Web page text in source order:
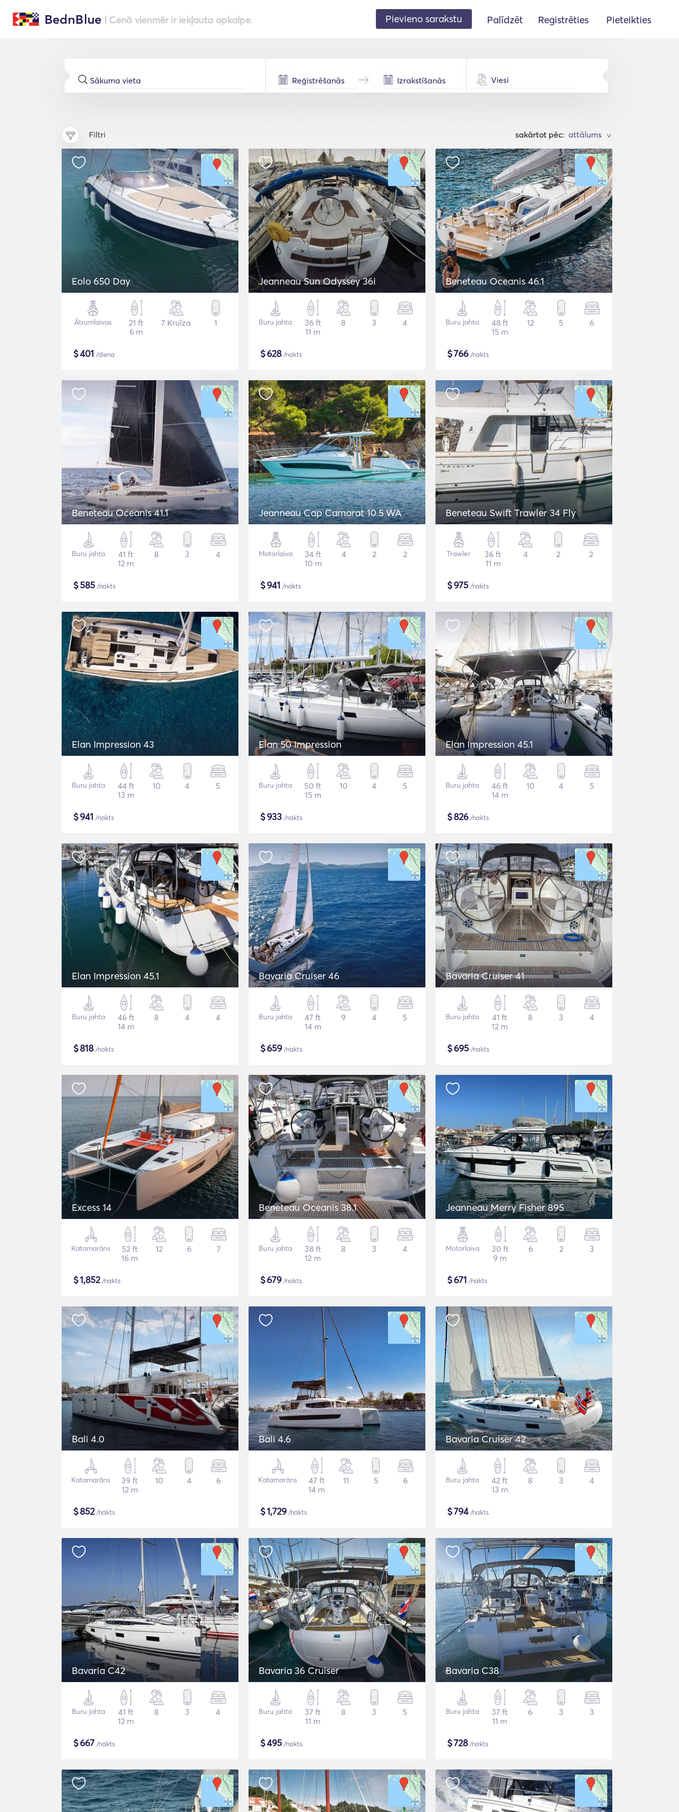
BednBlue | Cenā vienmēr ir iekļauta apkalpe. Pievieno sarakstu Palīdzēt Reģistrēties Pieteikties
Viesi
Filtri sakārtot pēc: >
Eolo 650 Day
Ātrumlaivas
21 ft
6 m
7 Kruīza 1
$401 /diena
Jeanneau Sun Odyssey 36i
Buru jahta
36 ft
11 m
8 3 4
$628/nakts
Beneteau Oceanis 46.1
Buru jahta
48 ft
15 m
12 5 6
$766/nakts
Beneteau Oceanis 41.1
Buru jahta
41 ft
12 m
8 3 4
$585 /nakts
Jeanneau Cap Camarat 10.5 WA
Motorlaiva
34 ft
10 m
4 2 2
$941 /nakts
Beneteau Swift Trawler 34 Fly
Trawler
36 ft
11 m
4 2 2
$975 /nakts
Elan Impression 43
Buru jahta
44 ft
13 m
10 4 5
$941 /nakts
Elan 50 Impression
Buru jahta
50 ft
15 m
10 4 5
$933 /nakts
Elan Impression 45.1
Buru jahta
46 ft
14 m
10 4 5
$826/nakts
Elan Impression 45.1
Buru jahta
46 ft
14 m
8 4 4
$818/nakts
Bavaria Cruiser 46
Buru jahta
47 ft
14 m
9 4 5
$659/nakts
Bavaria Cruiser 41
Buru jahta
41 ft
12 m
8 3 4
$695 /nakts
Excess 14
Katamarāns
52 ft
16 m
12 6 7
$1,852/nakts
Beneteau Oceanis 38.1
Buru jahta
38 ft
12 m
8 3 4
$679/nakts
Jeanneau Merry Fisher 895
Motorlaiva
30 ft
9 m
6 2 3
$671 /nakts
Bali 4.0
Katamarāns
39 ft
12 m
10 4 6
$852/nakts
Bali 4.6
Katamarāns
47 ft
14 m
11 5 6
$1,729/nakts
Bavaria Cruiser 42
Buru jahta
42 ft
13 m
8 3 4
$794/nakts
Bavaria C42
Buru jahta
41 ft
12 m
8 3 4
$667 /nakts
Bavaria 36 Cruiser
Buru jahta
37 ft
11 m
8 3 5
$495 /nakts
Bavaria C38
Buru jahta
37 ft
11 m
6 3 3
$728/nakts